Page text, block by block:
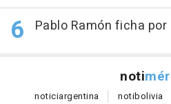
Pablo Ramón ficha
noti
noticiargentina notibolivia